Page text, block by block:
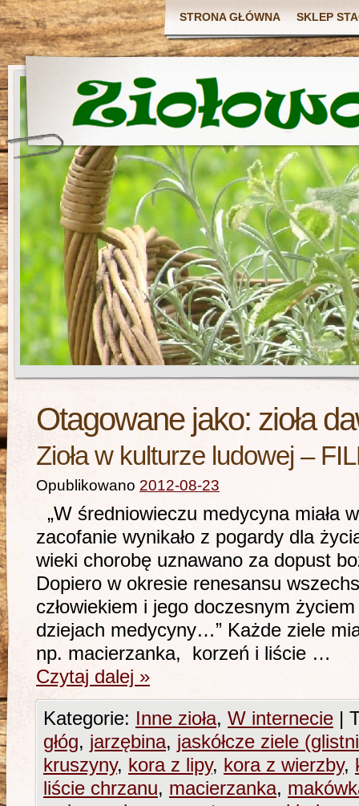
STRONA GŁÓWNA SKLEP
Otagowane jako: zioła
Zioła w kulturze ludowej –
Opublikowano 2012-08-23
„W średniowieczu medycyna miała
zacofanie wynikało z pogardy dla
wieki chorobę uznawano za dopust
Dopiero w okresie renesansu
człowiekiem i jego doczesnym
dziejach medycyny…” Każde ziele
np. macierzanka, korzeń i liście …
Czytaj dalej »
Kategorie: Inne zioła, W internecie |
głóg, jarzębina, jaskółcze ziele
kruszyny, kora z lipy, kora z wierzby,
liście chrzanu, macierzanka,